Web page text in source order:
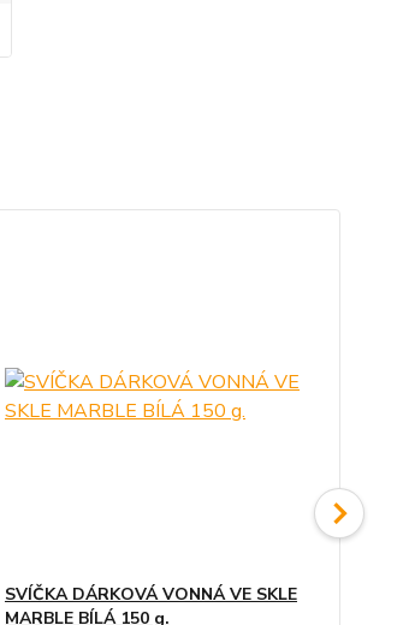
SVÍČKA DÁRKOVÁ VONNÁ VE SKLE
MARBLE BÍLÁ 150 g.